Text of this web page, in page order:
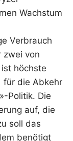
Wachstum
Verbrauch
zwei von
höchste
für die Abkehr
Politik. Die
auf, die
soll das
benötigt